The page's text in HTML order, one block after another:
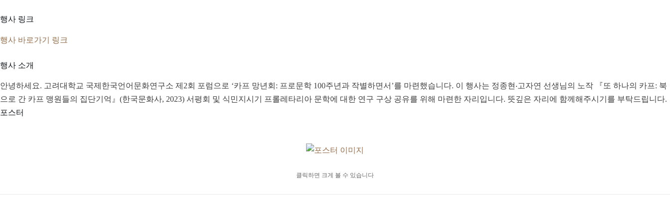
행사 링크
행사 바로가기 링크
행사 소개
안녕하세요. 고려대학교 국제한국언어문화연구소 제2회 포럼으로 ‘카프 망년회: 프로문학 100주년과 작별하면서’를 마련했습니다. 이 행사는 정종현‧고자연 선생님의 노작 『또 하나의 카프: 북
으로 간 카프 맹원들의 집단기억』(한국문화사, 2023) 서평회 및 식민지시기 프롤레타리아 문학에 대한 연구 구상 공유를 위해 마련한 자리입니다. 뜻깊은 자리에 함께해주시기를 부탁드립니다.
포스터
클릭하면 크게 볼 수 있습니다